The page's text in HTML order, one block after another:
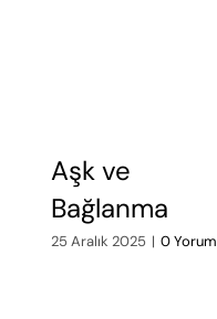
Aşk ve
Bağlanma
25 Aralık 2025 | 0 Yorum